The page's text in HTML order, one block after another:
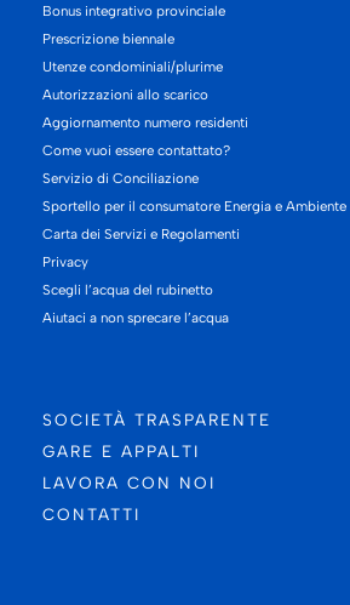
Bonus integrativo provinciale
Prescrizione biennale
Utenze condominiali/plurime
Autorizzazioni allo scarico
Aggiornamento numero residenti
Come vuoi essere contattato?
Servizio di Conciliazione
Sportello per il consumatore Energia e Ambiente
Carta dei Servizi e Regolamenti
Privacy
Scegli l’acqua del rubinetto
Aiutaci a non sprecare l’acqua
SOCIETÀ TRASPARENTE
GARE E APPALTI
LAVORA CON NOI
CONTATTI